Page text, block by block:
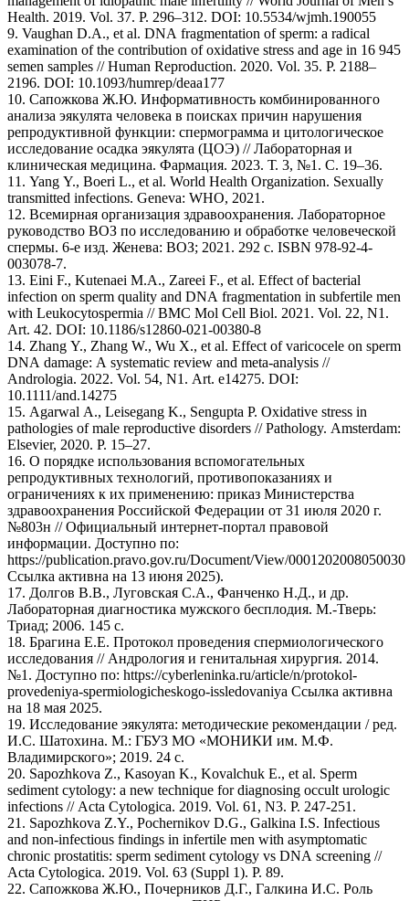
Health. 2019. Vol. 37. P. 296–312. DOI: 10.5534/wjmh.190055
9. Vaughan D.A., et al. DNA fragmentation of sperm: a radical
examination of the contribution of oxidative stress and age in 16 945
semen samples // Human Reproduction. 2020. Vol. 35. P. 2188–
2196. DOI: 10.1093/humrep/deaa177
10. Сапожкова Ж.Ю. Информативность комбинированного
анализа эякулята человека в поисках причин нарушения
репродуктивной функции: спермограмма и цитологическое
исследование осадка эякулята (ЦОЭ) // Лабораторная и
клиническая медицина. Фармация. 2023. Т. 3, №1. С. 19–36.
11. Yang Y., Boeri L., et al. World Health Organization. Sexually
transmitted infections. Geneva: WHO, 2021.
12. Всемирная организация здравоохранения. Лабораторное
руководство ВОЗ по исследованию и обработке человеческой
спермы. 6-е изд. Женева: ВОЗ; 2021. 292 с. ISBN 978-92-4-
003078-7.
13. Eini F., Kutenaei M.A., Zareei F., et al. Effect of bacterial
infection on sperm quality and DNA fragmentation in subfertile men
with Leukocytospermia // BMC Mol Cell Biol. 2021. Vol. 22, N1.
Art. 42. DOI: 10.1186/s12860-021-00380-8
14. Zhang Y., Zhang W., Wu X., et al. Effect of varicocele on sperm
DNA damage: A systematic review and meta-analysis //
Andrologia. 2022. Vol. 54, N1. Art. e14275. DOI:
10.1111/and.14275
15. Agarwal A., Leisegang K., Sengupta P. Oxidative stress in
pathologies of male reproductive disorders // Pathology. Amsterdam:
Elsevier, 2020. P. 15–27.
16. О порядке использования вспомогательных
репродуктивных технологий, противопоказаниях и
ограничениях к их применению: приказ Министерства
здравоохранения Российской Федерации от 31 июля 2020 г.
№803н // Официальный интернет-портал правовой
информации. Доступно по:
https://publication.pravo.gov.ru/Document/View/0001202008050030
Ссылка активна на 13 июня 2025).
17. Долгов В.В., Луговская С.А., Фанченко Н.Д., и др.
Лабораторная диагностика мужского бесплодия. М.-Тверь:
Триад; 2006. 145 с.
18. Брагина Е.Е. Протокол проведения спермиологического
исследования // Андрология и генитальная хирургия. 2014.
№1. Доступно по: https://cyberleninka.ru/article/n/protokol-
provedeniya-spermiologicheskogo-issledovaniya Ссылка активна
на 18 мая 2025.
19. Исследование эякулята: методические рекомендации / ред.
И.С. Шатохина. М.: ГБУЗ МО «МОНИКИ им. М.Ф.
Владимирского»; 2019. 24 с.
20. Sapozhkova Z., Kasoyan K., Kovalchuk E., et al. Sperm
sediment cytology: a new technique for diagnosing occult urologic
infections // Acta Cytologica. 2019. Vol. 61, N3. P. 247-251.
21. Sapozhkova Z.Y., Pochernikov D.G., Galkina I.S. Infectious
and non-infectious findings in infertile men with asymptomatic
chronic prostatitis: sperm sediment cytology vs DNA screening //
Acta Cytologica. 2019. Vol. 63 (Suppl 1). P. 89.
22. Сапожкова Ж.Ю., Почерников Д.Г., Галкина И.С. Роль